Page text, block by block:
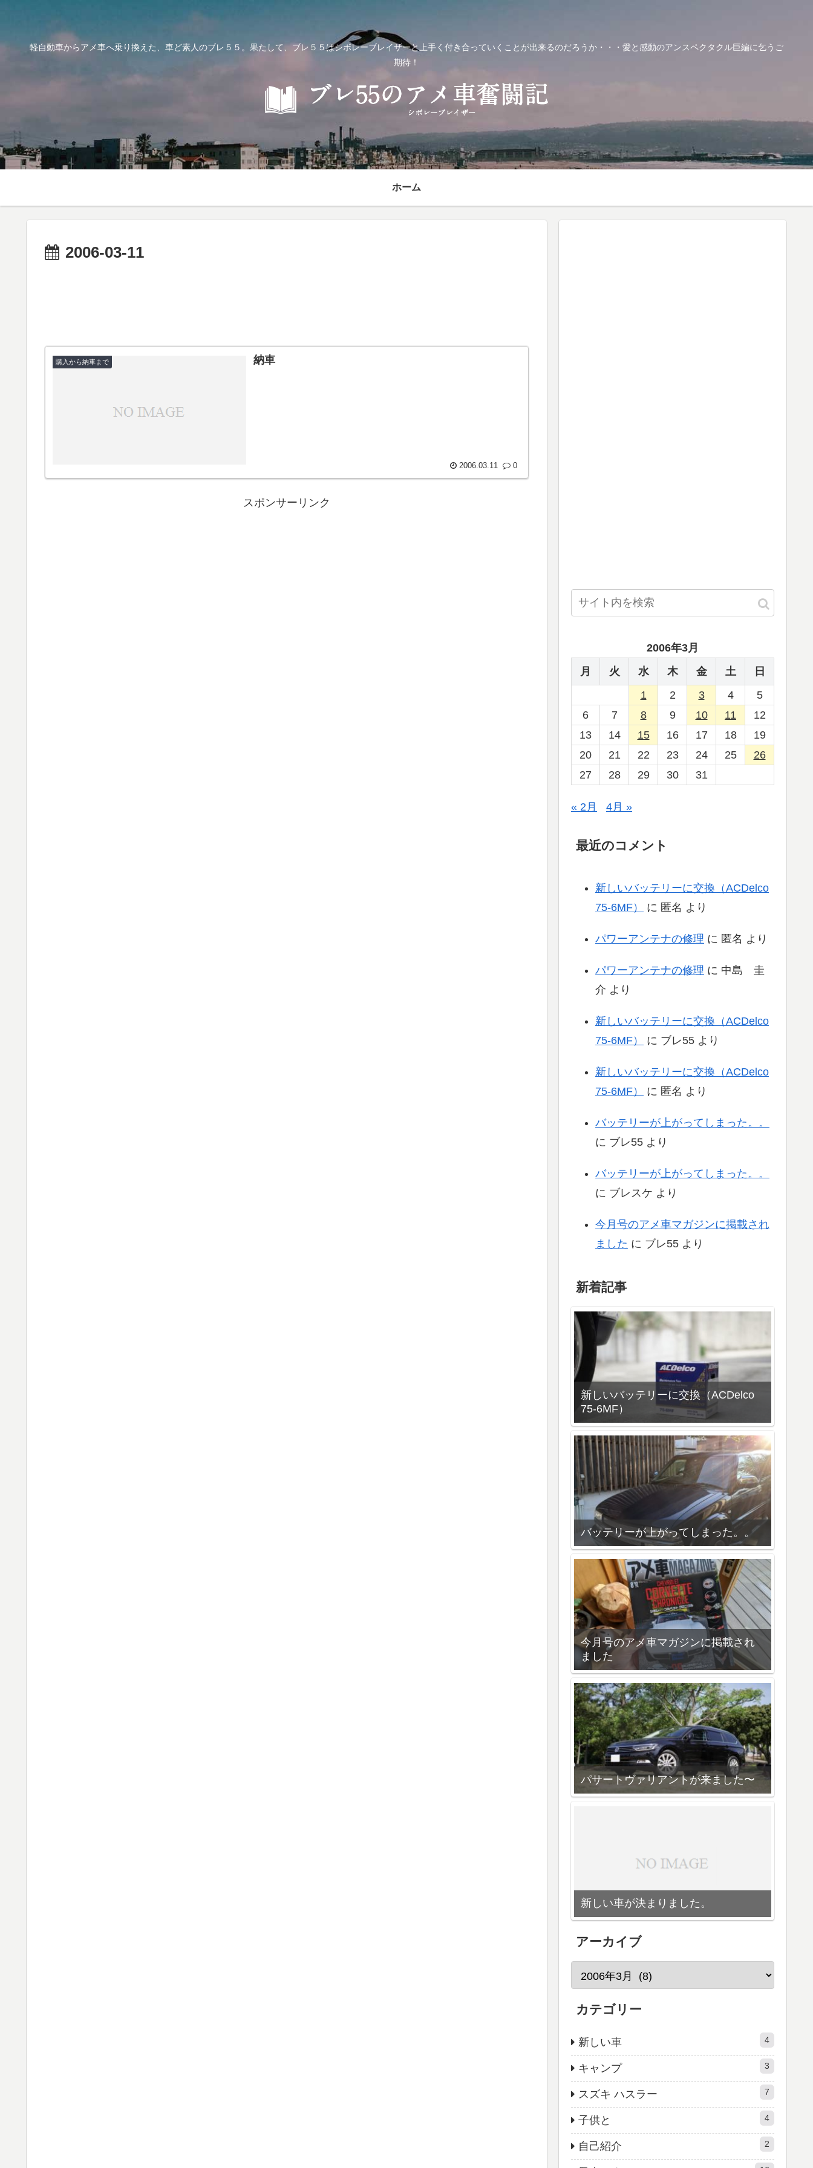
軽自動車からアメ車へ乗り換えた、車ど素人のブレ５５。果たして、ブレ５５はシボレーブレイザーと上手く付き合っていくことが出来るのだろうか・・・愛と感動のアンスペクタクル巨編に乞うご
期待！
ホーム
2006-03-11
購入から納車まで 納車
2006.03.11 0
スポンサーリンク
2006年3月
月
火 水 木 金 土
日
1
2 3 4
5
6
7 8 9 10 11
12
13
14 15 16 17 18
19
20
21 22 23 24 25
26
27
28 29 30 31
« 2月 4月 »
最近のコメント
新しいバッテリーに交換（ACDelco
75-6MF）
に 匿名 より
パワーアンテナの修理 に 匿名 より
パワーアンテナの修理 に 中島 圭
介 より
新しいバッテリーに交換（ACDelco
75-6MF）
に ブレ55 より
新しいバッテリーに交換（ACDelco
75-6MF）
に 匿名 より
バッテリーが上がってしまった。。
に ブレ55 より
バッテリーが上がってしまった。。
に ブレスケ より
今月号のアメ車マガジンに掲載され
ました に ブレ55 より
新着記事
新しいバッテリーに交換（ACDelco
75-6MF）
バッテリーが上がってしまった。。
今月号のアメ車マガジンに掲載され
ました
パサートヴァリアントが来ました〜
新しい車が決まりました。
アーカイブ
カテゴリー
新しい車 4
キャンプ 3
スズキ ハスラー 7
子供と 4
自己紹介 2